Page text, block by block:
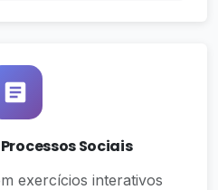
Sociais
exercícios interativos